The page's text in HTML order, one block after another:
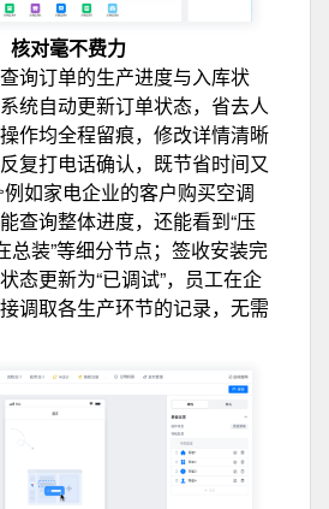
核对毫不费力
询订单的生产进度与入库状
统自动更新订单状态，省去人
作均全程留痕，修改详情清晰
复打电话确认，既节省时间又
如家电企业的客户购买空调
查询整体进度，还能看到“压
总装”等细分节点；签收安装完
态更新为“已调试”，员工在企
调取各生产环节的记录，无需